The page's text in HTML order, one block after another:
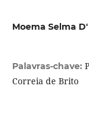
Moema Selma
Palavras-chave:
Correia de Brito